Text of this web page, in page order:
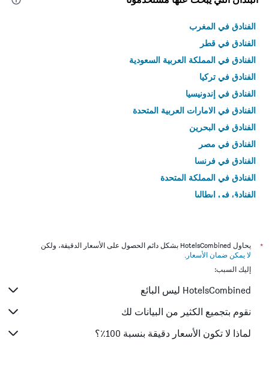
الفنادق في المغرب
الفنادق في قطر
الفنادق في المملكة العربية السعودية
الفنادق في تركيا
الفنادق في إندونيسيا
الفنادق في الامارات العربية المتحدة
الفنادق في البحرين
الفنادق في مصر
الفنادق في فرنسا
الفنادق في المملكة المتحدة
الفنادق في إيطاليا
*
يحاول HotelsCombined بشكل دائم الحصول على الأسعار الدقيقة، ولكن
لا يمكن ضمان الأسعار .
إليك السبب:
HotelsCombined ليس البائع
نقوم بتجميع الكثير من البيانات لك
لماذا لا تكون الأسعار دقيقة بنسبة 100٪؟